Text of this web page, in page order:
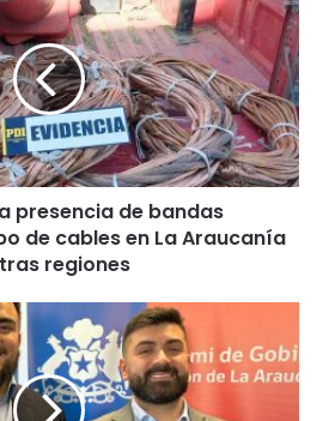
presencia de bandas
de cables en La Araucanía
regiones